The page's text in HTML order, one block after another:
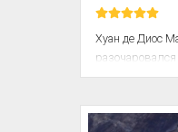
Хуан де Диос
был пойман,
стеной. «Стена